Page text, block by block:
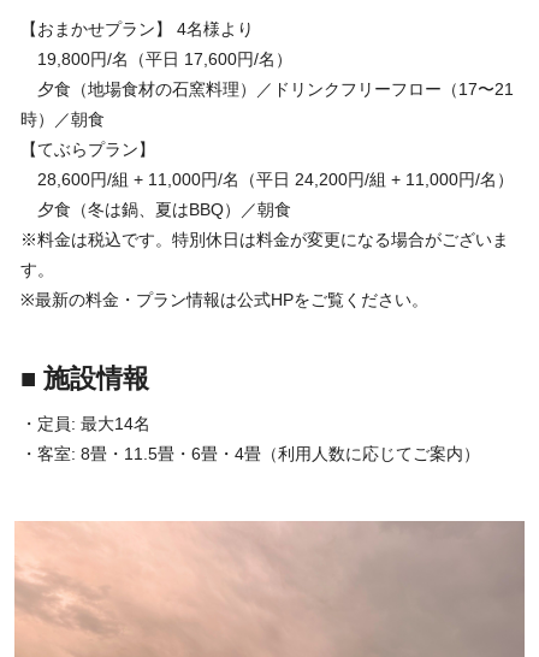
【おまかせプラン】 4名様より
19,800円/名（平日 17,600円/名）
夕食（地場食材の石窯料理）／ドリンクフリーフロー（17〜21
時）／朝食
【てぶらプラン】
28,600円/組 + 11,000円/名（平日 24,200円/組 + 11,000円/名）
夕食（冬は鍋、夏はBBQ）／朝食
※料金は税込です。特別休日は料金が変更になる場合がございま
す。
※最新の料金・プラン情報は公式HPをご覧ください。
■ 施設情報
・定員: 最大14名
・客室: 8畳・11.5畳・6畳・4畳（利用人数に応じてご案内）